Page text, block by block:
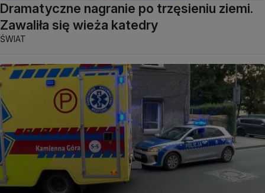
Dramatyczne nagranie po trzęsieniu ziemi.
Zawaliła się wieża katedry
ŚWIAT